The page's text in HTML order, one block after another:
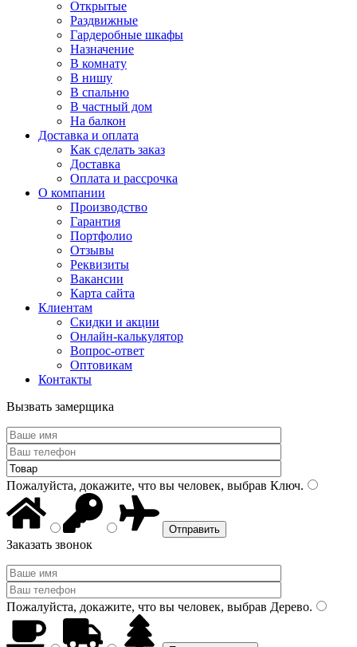
Открытые
Раздвижные
Гардеробные шкафы
Назначение
В комнату
В нишу
В спальню
В частный дом
На балкон
Доставка и оплата
Как сделать заказ
Доставка
Оплата и рассрочка
О компании
Производство
Гарантия
Портфолио
Отзывы
Реквизиты
Вакансии
Карта сайта
Клиентам
Скидки и акции
Онлайн-калькулятор
Вопрос-ответ
Оптовикам
Контакты
Вызвать замерщика
Пожалуйста, докажите, что вы человек, выбрав Ключ.
Заказать звонок
Пожалуйста, докажите, что вы человек, выбрав Дерево.